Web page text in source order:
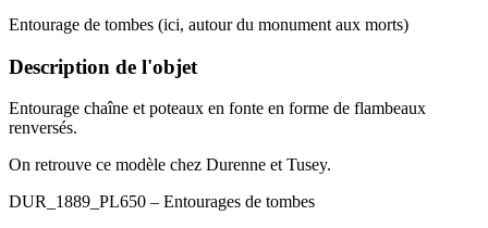
Entourage de tombes (ici, autour du monument aux morts)
Description de l'objet
Entourage chaîne et poteaux en fonte en forme de flambeaux
renversés.
On retrouve ce modèle chez Durenne et Tusey.
DUR_1889_PL650 – Entourages de tombes